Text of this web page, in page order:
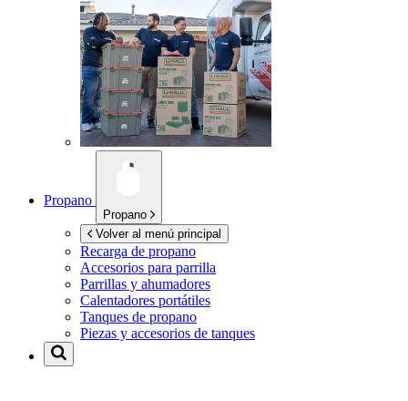
Propano
Propano
Volver al menú principal
Recarga de propano
Accesorios para parrilla
Parrillas y ahumadores
Calentadores portátiles
Tanques de propano
Piezas y accesorios de tanques